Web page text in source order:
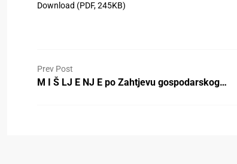
Download (PDF, 245KB)
Prev Post
M I Š LJ E NJ E po Zahtjevu gospodarskog…